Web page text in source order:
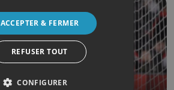
ACCEPTER & FERMER
REFUSER TOUT
CONFIGURER